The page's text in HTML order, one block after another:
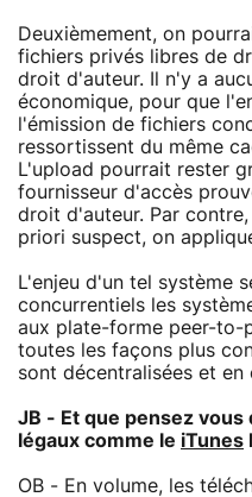
Deuxièmement, on
fichiers privés libres de
droit d'auteur. Il n'y a
économique, pour que
l'émission de fichiers
ressortissent du même
L'upload pourrait rester
fournisseur d'accès
droit d'auteur. Par
priori suspect, on
L'enjeu d'un tel système
concurrentiels les
aux plate-forme peer-to-
toutes les façons plus
sont décentralisées et en
JB - Et que pensez
légaux comme le iTunes
OB - En volume, les